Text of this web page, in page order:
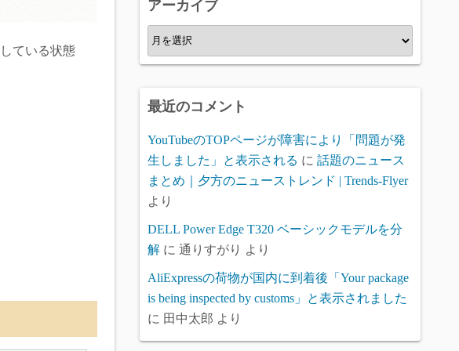
している状態
ー
アーカイブ
ア
ー
ブ
最近のコメント
YouTubeのTOPページが障害により「問題が発
生しました」と表示される に 話題のニュース
まとめ｜夕方のニューストレンド | Trends-Flyer
より
DELL Power Edge T320 ベーシックモデルを分
解 に 通りすがり より
AliExpressの荷物が国内に到着後「Your package
is being inspected by customs」と表示されました
に 田中太郎 より